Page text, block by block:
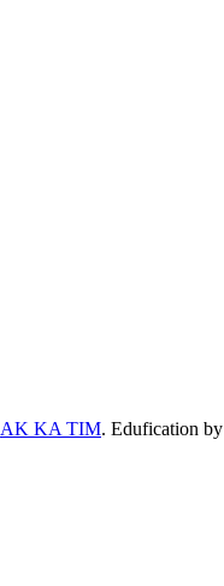
AK KA TIM. Edufication by